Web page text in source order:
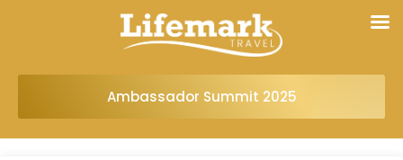
Ambassador Summit 2025